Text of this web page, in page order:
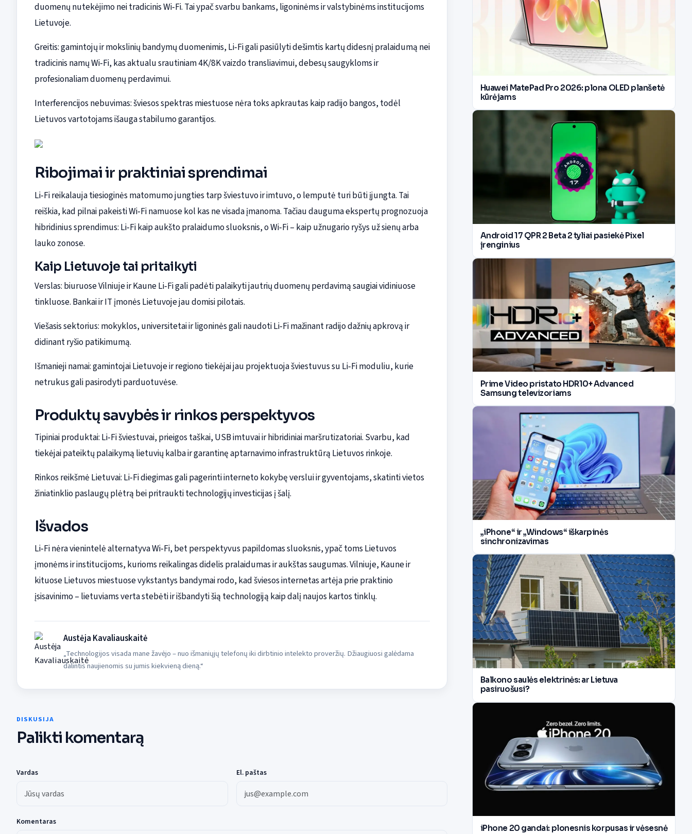
duomenų nutekėjimo nei tradicinis Wi‑Fi. Tai ypač svarbu bankams, ligoninėms ir valstybinėms institucijoms
Lietuvoje.
Greitis: gamintojų ir mokslinių bandymų duomenimis, Li‑Fi gali pasiūlyti dešimtis kartų didesnį pralaidumą nei
tradicinis namų Wi‑Fi, kas aktualu srautiniam 4K/8K vaizdo transliavimui, debesų saugykloms ir
profesionaliam duomenų perdavimui.
Interferencijos nebuvimas: šviesos spektras miestuose nėra toks apkrautas kaip radijo bangos, todėl
Lietuvos vartotojams išauga stabilumo garantijos.
Ribojimai ir praktiniai sprendimai
Li‑Fi reikalauja tiesioginės matomumo jungties tarp šviestuvo ir imtuvo, o lemputė turi būti įjungta. Tai
reiškia, kad pilnai pakeisti Wi‑Fi namuose kol kas ne visada įmanoma. Tačiau dauguma ekspertų prognozuoja
hibridinius sprendimus: Li‑Fi kaip aukšto pralaidumo sluoksnis, o Wi‑Fi – kaip užnugario ryšys už sienų arba
lauko zonose.
Kaip Lietuvoje tai pritaikyti
Verslas: biuruose Vilniuje ir Kaune Li‑Fi gali padėti palaikyti jautrių duomenų perdavimą saugiai vidiniuose
tinkluose. Bankai ir IT įmonės Lietuvoje jau domisi pilotais.
Viešasis sektorius: mokyklos, universitetai ir ligoninės gali naudoti Li‑Fi mažinant radijo dažnių apkrovą ir
didinant ryšio patikimumą.
Išmanieji namai: gamintojai Lietuvoje ir regiono tiekėjai jau projektuoja šviestuvus su Li‑Fi moduliu, kurie
netrukus gali pasirodyti parduotuvėse.
Produktų savybės ir rinkos perspektyvos
Tipiniai produktai: Li‑Fi šviestuvai, prieigos taškai, USB imtuvai ir hibridiniai maršrutizatoriai. Svarbu, kad
tiekėjai pateiktų palaikymą lietuvių kalba ir garantinę aptarnavimo infrastruktūrą Lietuvos rinkoje.
Rinkos reikšmė Lietuvai: Li‑Fi diegimas gali pagerinti interneto kokybę verslui ir gyventojams, skatinti vietos
žiniatinklio paslaugų plėtrą bei pritraukti technologijų investicijas į šalį.
Išvados
Li‑Fi nėra vienintelė alternatyva Wi‑Fi, bet perspektyvus papildomas sluoksnis, ypač toms Lietuvos
įmonėms ir institucijoms, kurioms reikalingas didelis pralaidumas ir aukštas saugumas. Vilniuje, Kaune ir
kituose Lietuvos miestuose vykstantys bandymai rodo, kad šviesos internetas artėja prie praktinio
įsisavinimo – lietuviams verta stebėti ir išbandyti šią technologiją kaip dalį naujos kartos tinklų.
Austėja Kavaliauskaitė
„Technologijos visada mane žavėjo – nuo išmaniųjų telefonų iki dirbtinio intelekto proveržių. Džiaugiuosi galėdama
dalintis naujienomis su jumis kiekvieną dieną.“
DISKUSIJA
Palikti komentarą
Vardas El. paštas
Komentaras
Huawei MatePad Pro 2026: plona OLED planšetė
kūrėjams
Android 17 QPR 2 Beta 2 tyliai pasiekė Pixel
įrenginius
Prime Video pristato HDR10+ Advanced
Samsung televizoriams
„iPhone“ ir „Windows“ iškarpinės
sinchronizavimas
Balkono saulės elektrinės: ar Lietuva
pasiruošusi?
iPhone 20 gandai: plonesnis korpusas ir vėsesnė